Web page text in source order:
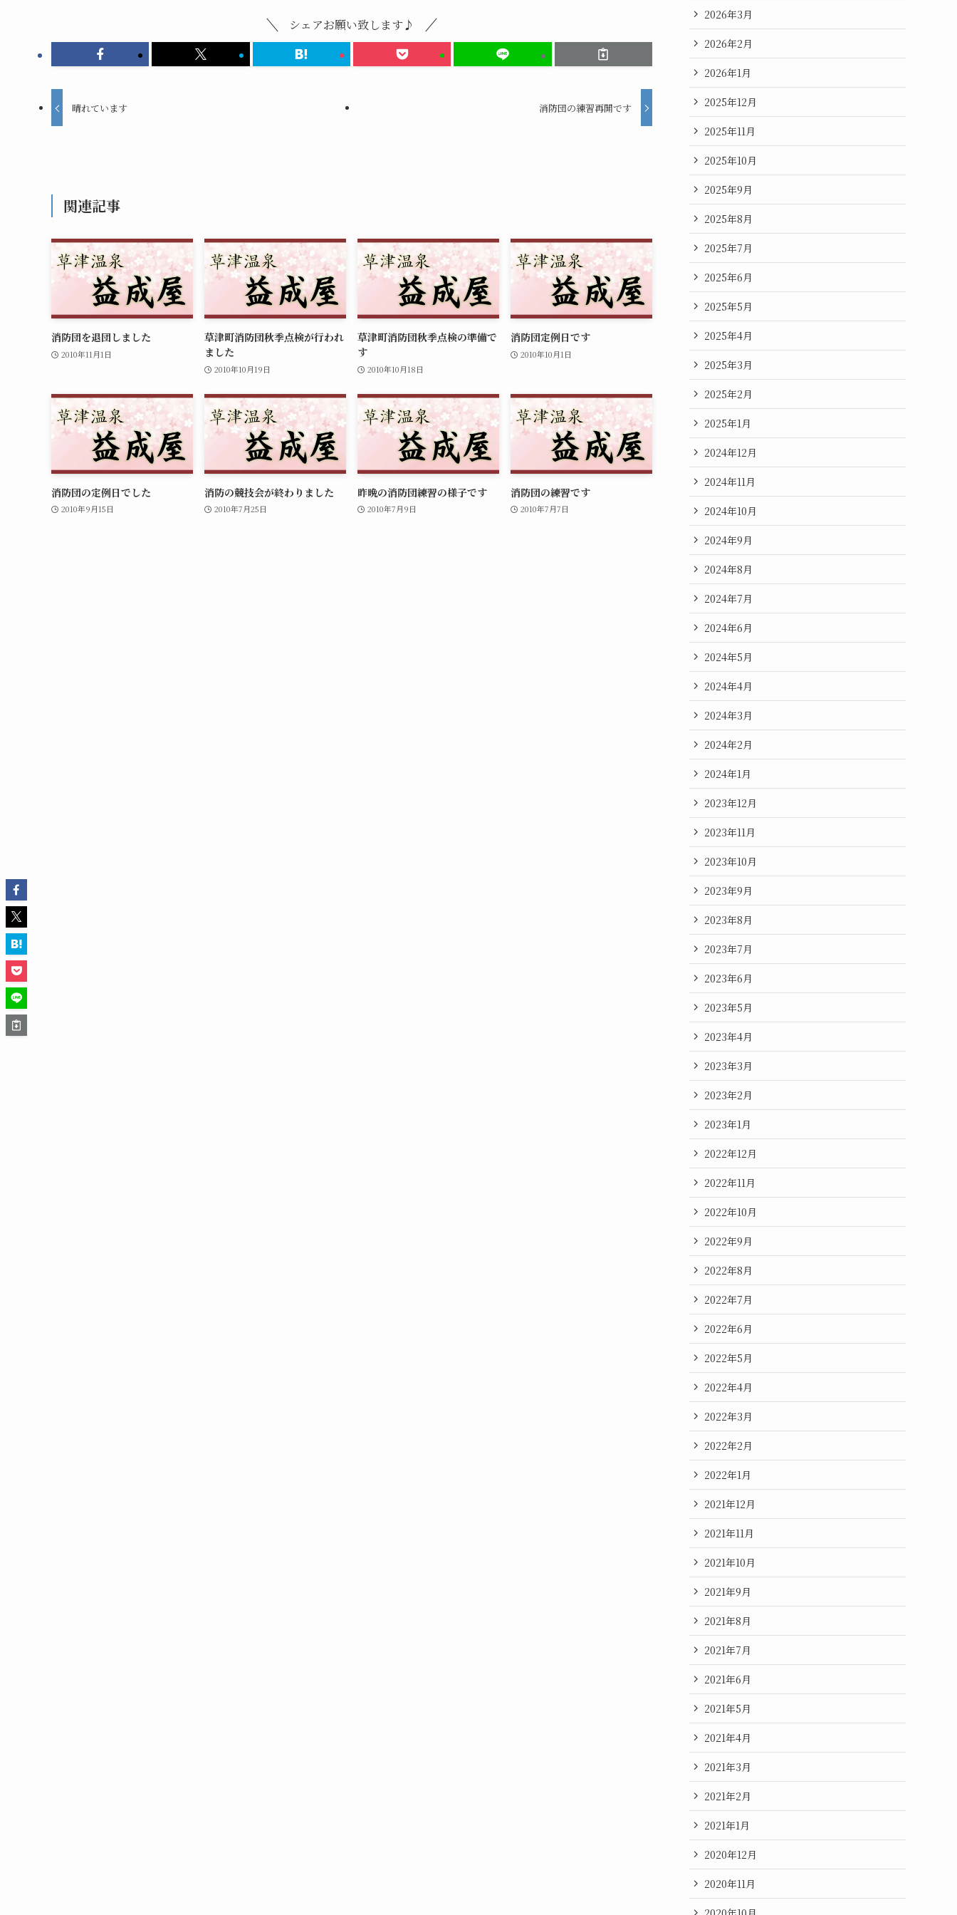
シェアお願い致します♪
晴れています 消防団の練習再開です
関連記事
消防団を退団しました
2010年11月1日
草津町消防団秋季点検が行われ
ました
2010年10月19日
草津町消防団秋季点検の準備で
す
2010年10月18日
消防団定例日です
2010年10月1日
消防団の定例日でした
2010年9月15日
消防の競技会が終わりました
2010年7月25日
昨晩の消防団練習の様子です
2010年7月9日
消防団の練習です
2010年7月7日
2026年3月
2026年2月
2026年1月
2025年12月
2025年11月
2025年10月
2025年9月
2025年8月
2025年7月
2025年6月
2025年5月
2025年4月
2025年3月
2025年2月
2025年1月
2024年12月
2024年11月
2024年10月
2024年9月
2024年8月
2024年7月
2024年6月
2024年5月
2024年4月
2024年3月
2024年2月
2024年1月
2023年12月
2023年11月
2023年10月
2023年9月
2023年8月
2023年7月
2023年6月
2023年5月
2023年4月
2023年3月
2023年2月
2023年1月
2022年12月
2022年11月
2022年10月
2022年9月
2022年8月
2022年7月
2022年6月
2022年5月
2022年4月
2022年3月
2022年2月
2022年1月
2021年12月
2021年11月
2021年10月
2021年9月
2021年8月
2021年7月
2021年6月
2021年5月
2021年4月
2021年3月
2021年2月
2021年1月
2020年12月
2020年11月